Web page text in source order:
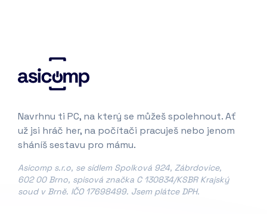
Navrhnu ti PC, na který se můžeš spolehnout. Ať
už jsi hráč her, na počítači pracuješ nebo jenom
sháníš sestavu pro mámu.
Asicomp s.r.o, se sídlem Spolková 924, Zábrdovice,
602 00 Brno, spisová značka C 130834/KSBR Krajský
soud v Brně. IČO 17698499. Jsem plátce DPH.